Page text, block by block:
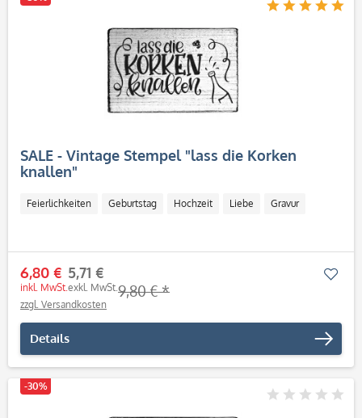
SALE - Vintage Stempel "lass die Korken
knallen"
Feierlichkeiten Geburtstag Hochzeit Liebe Gravur
6,80 €
inkl. MwSt.
5,71 €
exkl. MwSt.9,80 € *
zzgl. Versandkosten
Details
-30%